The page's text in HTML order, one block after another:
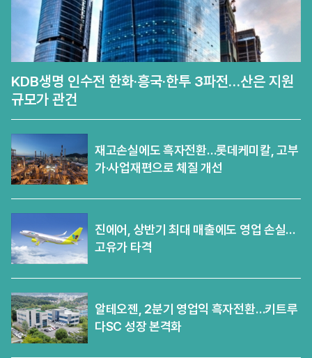
KDB생명 인수전 한화·흥국·한투 3파전…산은 지원
규모가 관건
재고손실에도 흑자전환…롯데케미칼, 고부
가·사업재편으로 체질 개선
진에어, 상반기 최대 매출에도 영업 손실…
고유가 타격
알테오젠, 2분기 영업익 흑자전환…키트루
다SC 성장 본격화